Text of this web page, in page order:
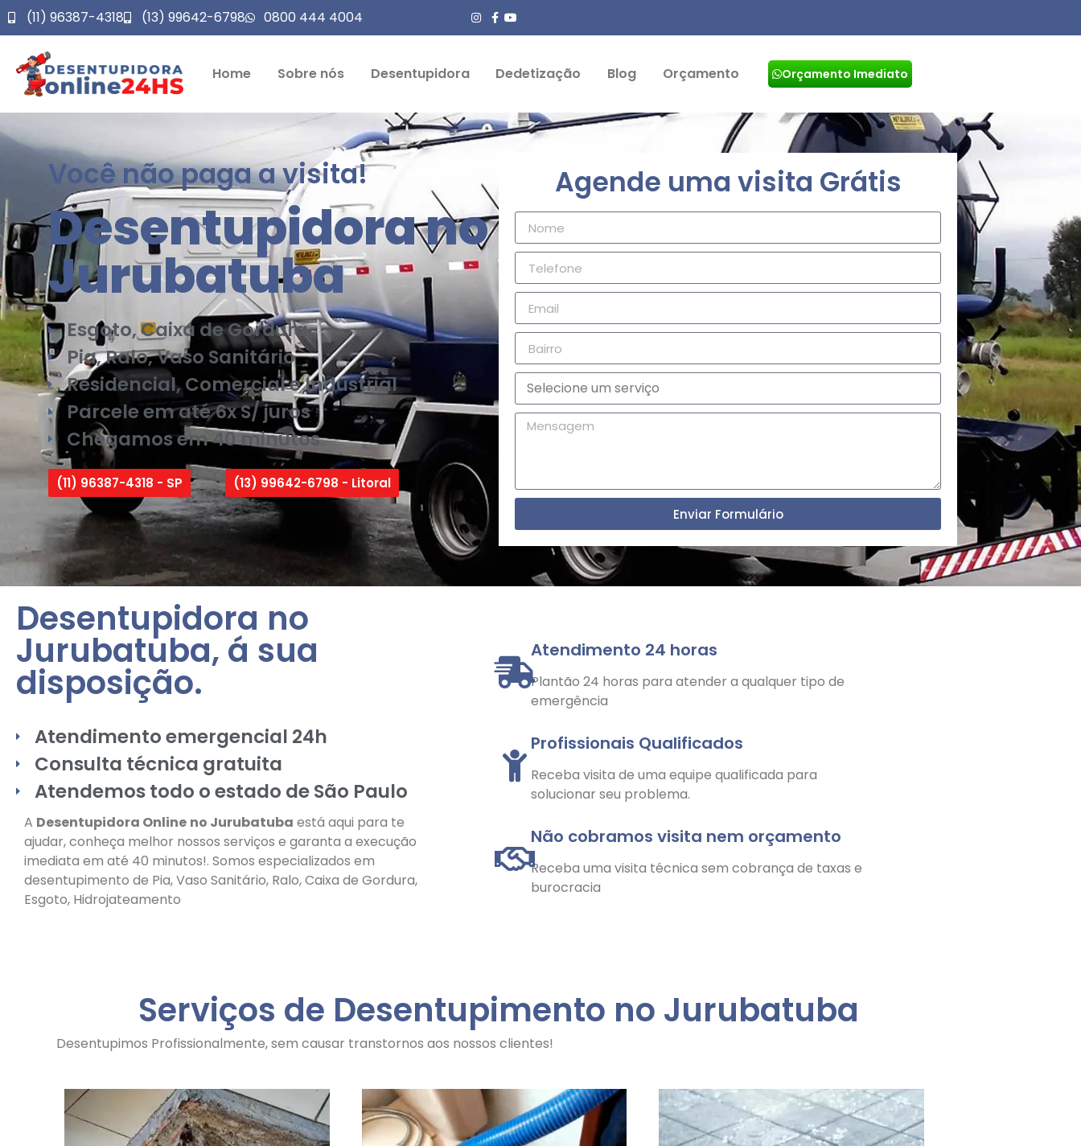
(11) 96387-4318 (13) 99642-6798 0800 444 4004
Home Sobre nós Desentupidora Dedetização Blog Orçamento Orçamento Imediato
Você não paga a visita!
Desentupidora no
Jurubatuba
Esgoto, Caixa de Gordura
Pia, Ralo, Vaso Sanitário
Residencial, Comercial e Industrial
Parcele em até 6x S/ juros
Chegamos em 40 minutos
(11) 96387-4318 - SP (13) 99642-6798 - Litoral
Agende uma visita Grátis
Enviar Formulário
Desentupidora no
Jurubatuba, á sua
disposição.
Atendimento emergencial 24h
Consulta técnica gratuita
Atendemos todo o estado de São Paulo
A Desentupidora Online no Jurubatuba está aqui para te
ajudar, conheça melhor nossos serviços e garanta a execução
imediata em até 40 minutos!. Somos especializados em
desentupimento de Pia, Vaso Sanitário, Ralo, Caixa de Gordura,
Esgoto, Hidrojateamento
Atendimento 24 horas
Plantão 24 horas para atender a qualquer tipo de
emergência
Profissionais Qualificados
Receba visita de uma equipe qualificada para
solucionar seu problema.
Não cobramos visita nem orçamento
Receba uma visita técnica sem cobrança de taxas e
burocracia
Serviços de Desentupimento no Jurubatuba
Desentupimos Profissionalmente, sem causar transtornos aos nossos clientes!